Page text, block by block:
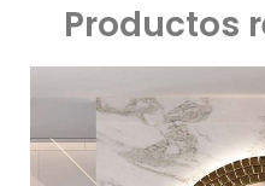
Productos